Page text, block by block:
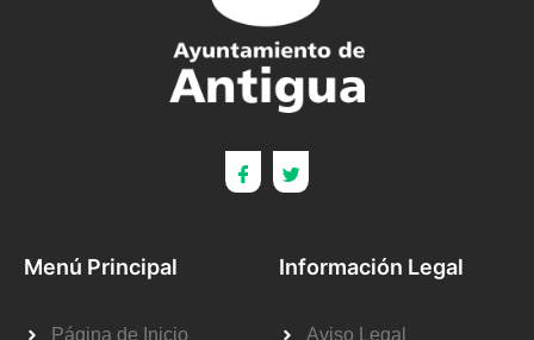
Menú Principal
Página de Inicio
Información Legal
Aviso Legal